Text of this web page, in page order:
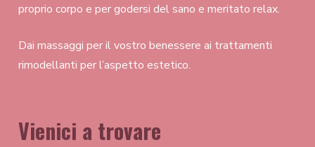
proprio corpo e per godersi del sano e meritato relax.
Dai massaggi per il vostro benessere ai trattamenti
rimodellanti per l’aspetto estetico.
Vienici a trovare